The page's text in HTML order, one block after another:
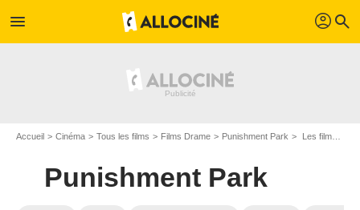
menu profil search
Accueil Cinéma Tous les films Films Drame Punishment Park Les films similaires à "Punishment Park"
Punishment Park